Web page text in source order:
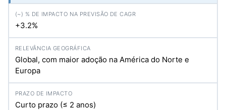
+3.2%
Global, com maior adoção na América do Norte e
Europa
Curto prazo (≤ 2 anos)